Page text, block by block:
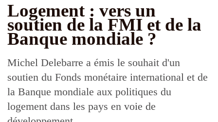
Logement : vers un
soutien de la FMI et de la
Banque mondiale ?
Michel Delebarre a émis le souhait d'un
soutien du Fonds monétaire international et de
la Banque mondiale aux politiques du
logement dans les pays en voie de